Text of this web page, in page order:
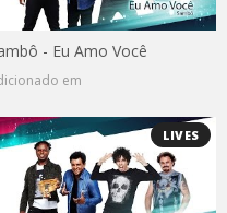
- Eu Amo Você
em
LIVES